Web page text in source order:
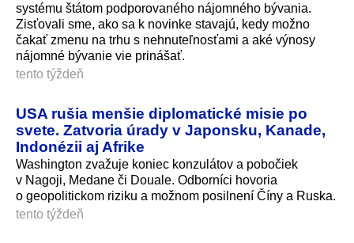
systému štátom podporovaného nájomného bývania.
Zisťovali sme, ako sa k novinke stavajú, kedy možno
čakať zmenu na trhu s nehnuteľnosťami a aké výnosy
nájomné bývanie vie prinášať.
tento týždeň
USA rušia menšie diplomatické misie po
svete. Zatvoria úrady v Japonsku, Kanade,
Indonézii aj Afrike
Washington zvažuje koniec konzulátov a pobočiek
v Nagoji, Medane či Douale. Odborníci hovoria
o geopolitickom riziku a možnom posilnení Číny a Ruska.
tento týždeň